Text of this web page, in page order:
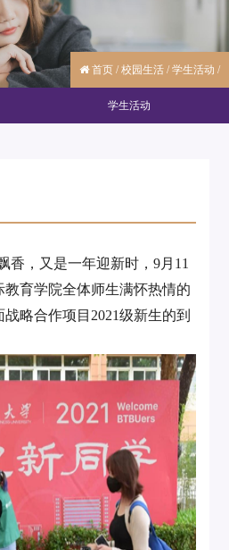
首页 /校园生活 /学生活动 /
学生活动
香，又是一年迎新时，9月11
教育学院全体师生满怀热情的
略合作项目2021级新生的到